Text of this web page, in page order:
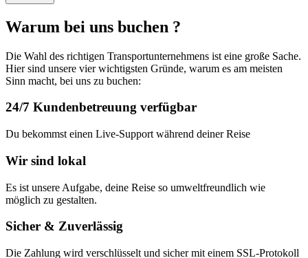
Warum bei uns buchen ?
Die Wahl des richtigen Transportunternehmens ist eine große Sache.
Hier sind unsere vier wichtigsten Gründe, warum es am meisten
Sinn macht, bei uns zu buchen:
24/7 Kundenbetreuung verfügbar
Du bekommst einen Live-Support während deiner Reise
Wir sind lokal
Es ist unsere Aufgabe, deine Reise so umweltfreundlich wie
möglich zu gestalten.
Sicher & Zuverlässig
Die Zahlung wird verschlüsselt und sicher mit einem SSL-Protokoll